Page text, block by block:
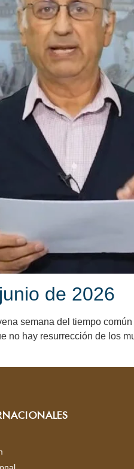
de 2026
semana del tiempo
no hay resurrección de los